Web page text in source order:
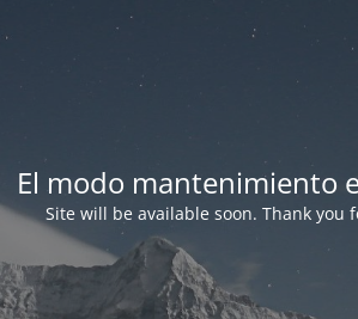
El modo mantenimiento
Site will be available soon. Thank you